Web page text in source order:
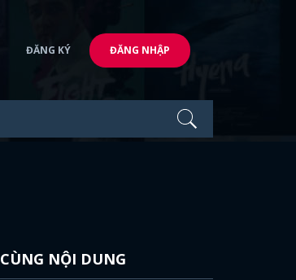
ĐĂNG KÝ ĐĂNG NHẬP
CÙNG NỘI DUNG